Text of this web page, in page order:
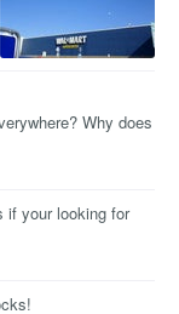
Why does
if your looking for